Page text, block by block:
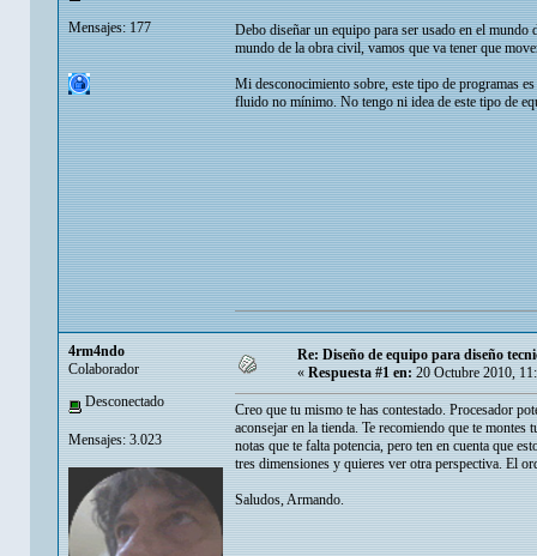
Mensajes: 177
Debo diseñar un equipo para ser usado en el
mundo de la obra civil, vamos que va tener que
Mi desconocimiento sobre, este tipo de programas
fluido no mínimo. No tengo ni idea de este tipo de
4rm4ndo
Colaborador
Desconectado
Mensajes: 3.023
Re: Diseño de equipo para diseño
« Respuesta #1 en: 20 Octubre 2010,
Creo que tu mismo te has contestado. Procesador
aconsejar en la tienda. Te recomiendo que te
notas que te falta potencia, pero ten en cuenta que
tres dimensiones y quieres ver otra perspectiva. El
Saludos, Armando.